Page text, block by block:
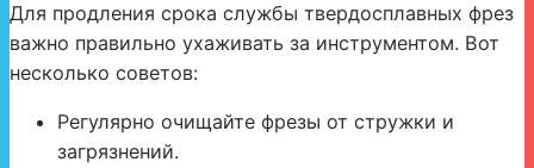
Для продления срока службы твердосплавных фрез
важно правильно ухаживать за инструментом. Вот
несколько советов:
Регулярно очищайте фрезы от стружки и
загрязнений.